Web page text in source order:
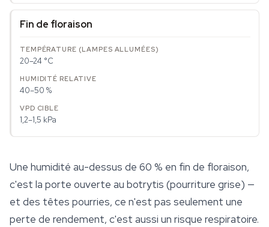
Fin de floraison
20–24 °C
40–50 %
1,2–1,5 kPa
Une humidité au-dessus de 60 % en fin de floraison,
c'est la porte ouverte au botrytis (pourriture grise) —
et des têtes pourries, ce n'est pas seulement une
perte de rendement, c'est aussi un risque respiratoire.